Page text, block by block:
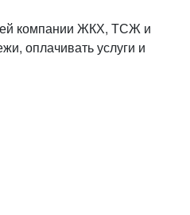
компании ЖКХ, ТСЖ и
оплачивать услуги и